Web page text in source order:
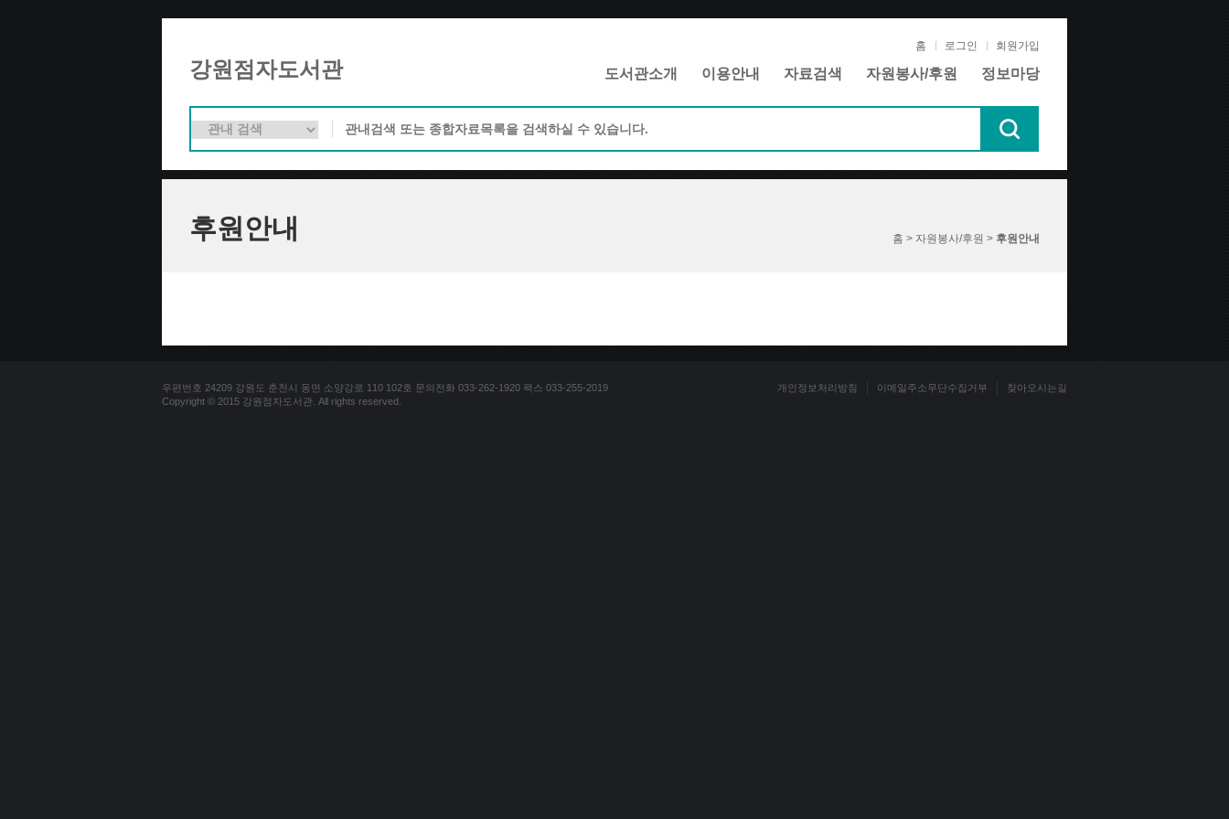
강원점자도서관
홈 로그인 회원가입
도서관소개 이용안내 자료검색 자원봉사/후원 정보마당
후원안내 홈 > 자원봉사/후원 > 후원안내
우편번호 24209 강원도 춘천시 동면 소양강로 110 102호 문의전화 033-262-1920 팩스 033-255-2019
Copyright © 2015 강원점자도서관. All rights reserved.
개인정보처리방침 이메일주소무단수집거부 찾아오시는길